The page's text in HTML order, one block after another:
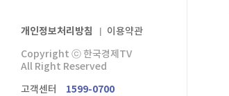
개인정보처리방침
이용약관
Copyrightⓒ한국경제TV
AllRightReserved
고객센터
1599-0700